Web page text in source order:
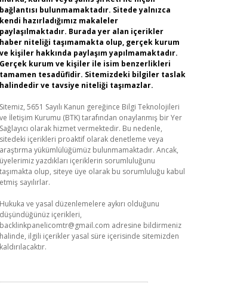
bağlantısı bulunmamaktadır. Sitede yalnızca
kendi hazırladığımız makaleler
paylaşılmaktadır. Burada yer alan içerikler
haber niteliği taşımamakta olup, gerçek kurum
ve kişiler hakkında paylaşım yapılmamaktadır.
Gerçek kurum ve kişiler ile isim benzerlikleri
tamamen tesadüfidir. Sitemizdeki bilgiler taslak
halindedir ve tavsiye niteliği taşımazlar.
Sitemiz, 5651 Sayılı Kanun gereğince Bilgi Teknolojileri
ve İletişim Kurumu (BTK) tarafından onaylanmış bir Yer
Sağlayıcı olarak hizmet vermektedir. Bu nedenle,
sitedeki içerikleri proaktif olarak denetleme veya
araştırma yükümlülüğümüz bulunmamaktadır. Ancak,
üyelerimiz yazdıkları içeriklerin sorumluluğunu
taşımakta olup, siteye üye olarak bu sorumluluğu kabul
etmiş sayılırlar.
Hukuka ve yasal düzenlemelere aykırı olduğunu
düşündüğünüz içerikleri,
backlinkpanelicomtr@gmail.com adresine bildirmeniz
halinde, ilgili içerikler yasal süre içerisinde sitemizden
kaldırılacaktır.